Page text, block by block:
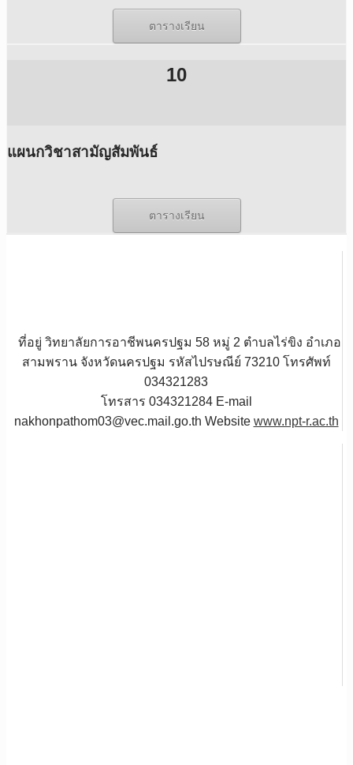
ตารางเรียน
10
แผนกวิชาสามัญสัมพันธ์
ตารางเรียน
ที่อยู่ วิทยาลัยการอาชีพนครปฐม 58 หมู่ 2 ตำบลไร่ขิง อำเภอ
สามพราน จังหวัดนครปฐม รหัสไปรษณีย์ 73210 โทรศัพท์
034321283
โทรสาร 034321284 E-mail
nakhonpathom03@vec.mail.go.th Website www.npt-r.ac.th